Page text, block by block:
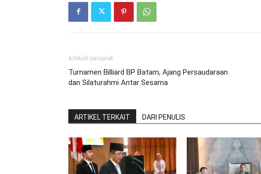
Artikulli paraprak
Turnamen Billiard BP Batam, Ajang Persaudaraan
dan Silaturahmi Antar Sesama
ARTIKEL TERKAIT DARI PENULIS